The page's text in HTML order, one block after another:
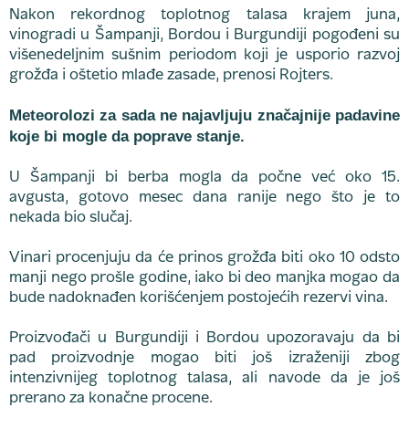
Nakon rekordnog toplotnog talasa krajem juna,
vinogradi u Šampanji, Bordou i Burgundiji pogođeni su
višenedeljnim sušnim periodom koji je usporio razvoj
grožđa i oštetio mlađe zasade, prenosi Rojters.
Meteorolozi za sada ne najavljuju značajnije padavine
koje bi mogle da poprave stanje.
U Šampanji bi berba mogla da počne već oko 15.
avgusta, gotovo mesec dana ranije nego što je to
nekada bio slučaj.
Vinari procenjuju da će prinos grožđa biti oko 10 odsto
manji nego prošle godine, iako bi deo manjka mogao da
bude nadoknađen korišćenjem postojećih rezervi vina.
Proizvođači u Burgundiji i Bordou upozoravaju da bi
pad proizvodnje mogao biti još izraženiji zbog
intenzivnijeg toplotnog talasa, ali navode da je još
prerano za konačne procene.